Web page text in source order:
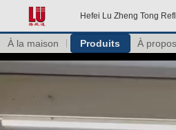
Hefei Lu Zheng Tong
À la maison Produits À